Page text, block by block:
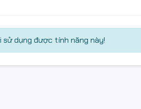
sử dụng được tính năng này!